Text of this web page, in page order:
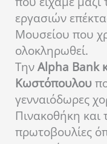
εργασιών
Μουσείου που
ολοκληρωθεί.
ΤηνAlpha Bank
Κωστόπουλου
γενναιόδωρες
Πινακοθήκη και
πρωτοβουλίες